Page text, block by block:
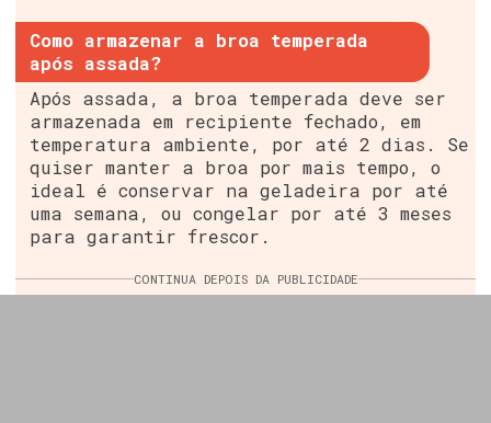
Como armazenar a broa temperada
após assada?
Após assada, a broa temperada deve ser
armazenada em recipiente fechado, em
temperatura ambiente, por até 2 dias. Se
quiser manter a broa por mais tempo, o
ideal é conservar na geladeira por até
uma semana, ou congelar por até 3 meses
para garantir frescor.
CONTINUA DEPOIS DA PUBLICIDADE